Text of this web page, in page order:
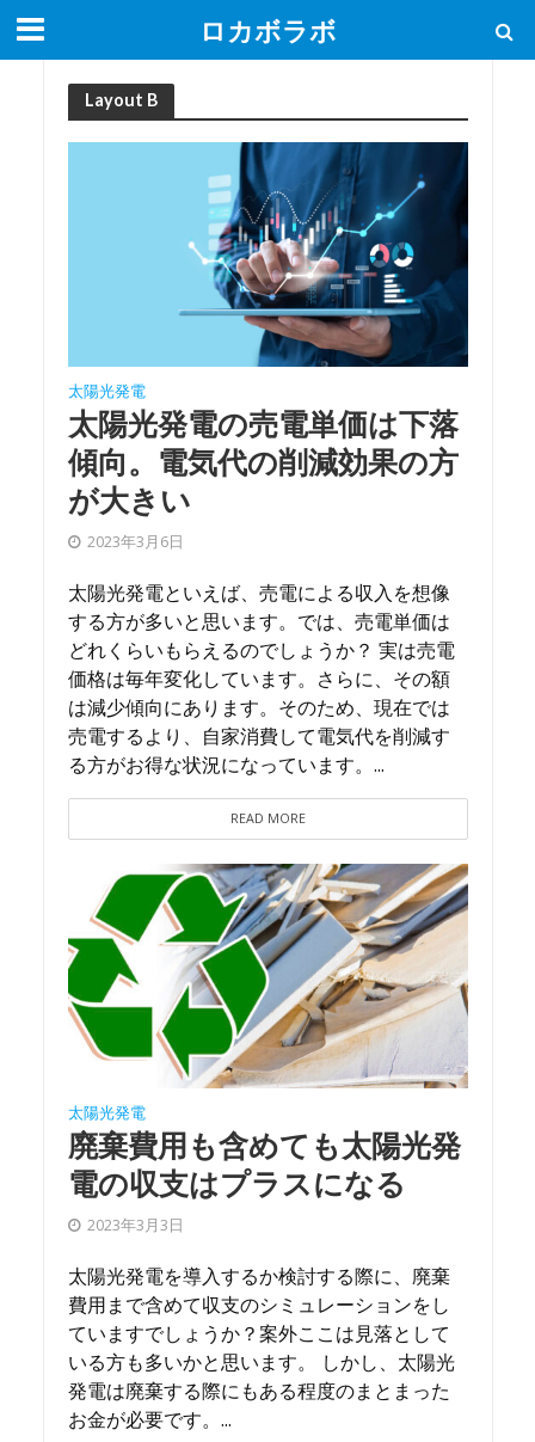
ロカボラボ
Layout B
太陽光発電
太陽光発電の売電単価は下落
傾向。電気代の削減効果の方
が大きい
2023年3月6日
太陽光発電といえば、売電による収入を想像
する方が多いと思います。では、売電単価は
どれくらいもらえるのでしょうか？ 実は売電
価格は毎年変化しています。さらに、その額
は減少傾向にあります。そのため、現在では
売電するより、自家消費して電気代を削減す
る方がお得な状況になっています。...
READ MORE
太陽光発電
廃棄費用も含めても太陽光発
電の収支はプラスになる
2023年3月3日
太陽光発電を導入するか検討する際に、廃棄
費用まで含めて収支のシミュレーションをし
ていますでしょうか？案外ここは見落として
いる方も多いかと思います。 しかし、太陽光
発電は廃棄する際にもある程度のまとまった
お金が必要です。...